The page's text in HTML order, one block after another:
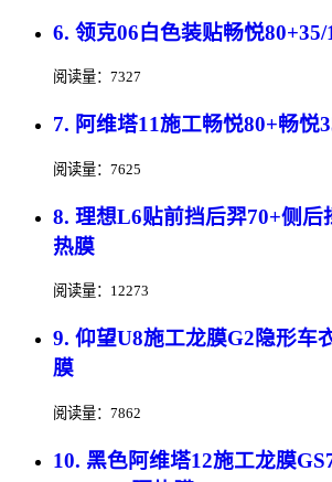
6. 领克06白色装贴畅悦
阅读量：7327
7. 阿维塔11施工畅悦80+畅悦
阅读量：7625
8. 理想L6贴前挡后羿70+侧后
热膜
阅读量：12273
9. 仰望U8施工龙膜G2隐形车
膜
阅读量：7862
10. 黑色阿维塔12施工龙膜